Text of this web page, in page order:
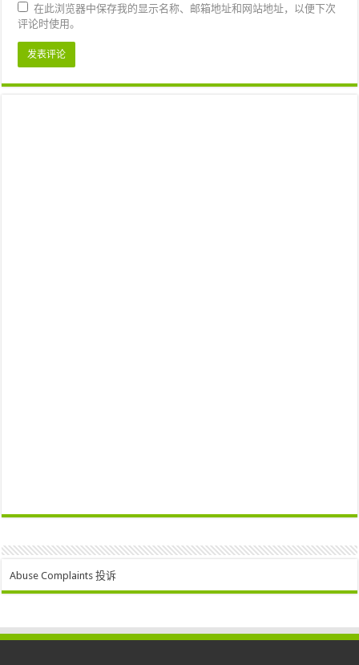
在此浏览器中保存我的显示名称、邮箱地址和网站地址，以便下次
评论时使用。
Abuse Complaints 投诉